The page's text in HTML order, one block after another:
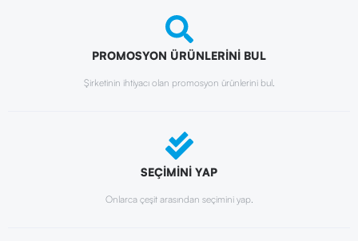
PROMOSYON ÜRÜNLERİNİ BUL
Şirketinin ihtiyacı olan promosyon ürünlerini bul.
SEÇİMİNİ YAP
Onlarca çeşit arasından seçimini yap.